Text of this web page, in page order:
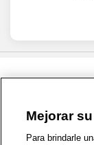
1-800-679-9691 |
Mejorar
Para brindarle